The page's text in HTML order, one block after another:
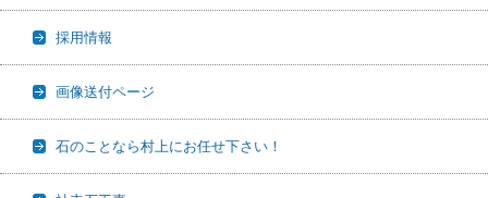
採用情報
画像送付ページ
石のことなら村上にお任せ下さい！